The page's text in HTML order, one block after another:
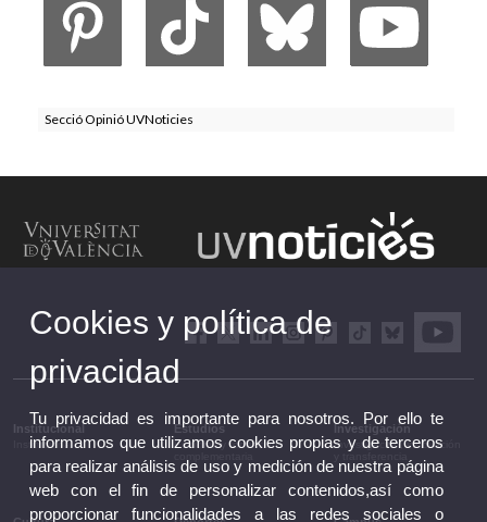
Secció Opinió UVNoticies
Institucional
Institucional
Estudios
Estudios y formación
Investigación
Investigación, innovación
Cookies y política de
privacidad
Tu privacidad es importante para nosotros. Por ello te
informamos que utilizamos cookies propias y de terceros
para realizar análisis de uso y medición de nuestra página
web con el fin de personalizar contenidos,así como
proporcionar funcionalidades a las redes sociales o